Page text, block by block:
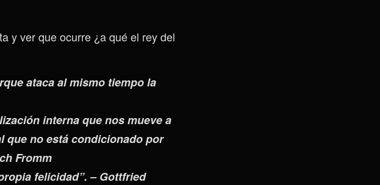
y ver que ocurre ¿a qué el rey del
ataca al mismo tiempo la
interna que nos mueve a
que no está condicionado por
Fromm
felicidad”. – Gottfried